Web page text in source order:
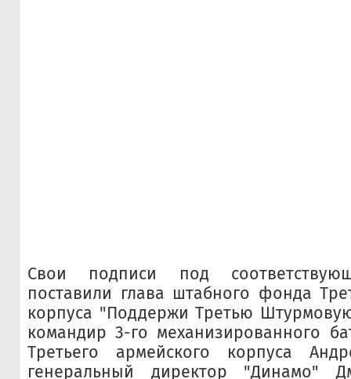
Свои подписи под
поставили глава штабного фонда
корпуса "Поддержи Третью
командир 3-го механизированного
Третьего армейского корпуса
генеральный директор "Динамо"